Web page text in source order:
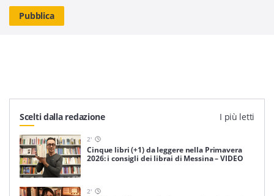
Scelti dalla redazione I più letti
2'
Cinque libri (+1) da leggere nella Primavera
2026: i consigli dei librai di Messina – VIDEO
2'